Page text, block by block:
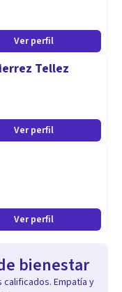
Ver perfil
Tellez
Ver perfil
Ver perfil
bienestar
Empatía y